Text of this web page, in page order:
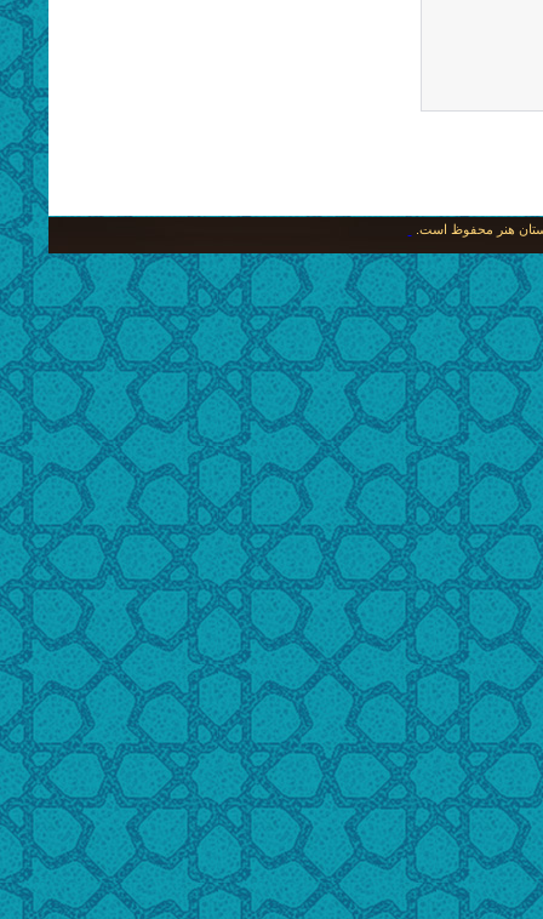
هنر محفوظ است.